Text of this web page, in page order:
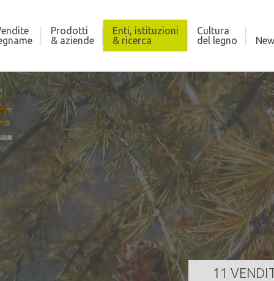
Prodotti
& aziende
Enti, istituzioni
& ricerca
Cultura
del legno
11
CROVIANA
410,000 m³
25/08/2026 11:00:00
TUTTO